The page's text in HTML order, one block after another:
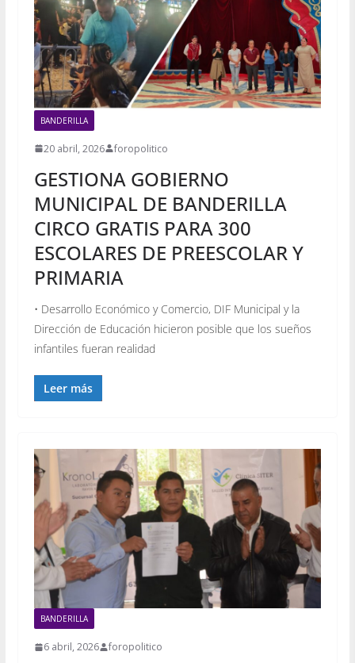
BANDERILLA
20 abril, 2026 foropolitico
GESTIONA GOBIERNO
MUNICIPAL DE BANDERILLA
CIRCO GRATIS PARA 300
ESCOLARES DE PREESCOLAR Y
PRIMARIA
• Desarrollo Económico y Comercio, DIF Municipal y la
Dirección de Educación hicieron posible que los sueños
infantiles fueran realidad
Leer más
BANDERILLA
6 abril, 2026 foropolitico